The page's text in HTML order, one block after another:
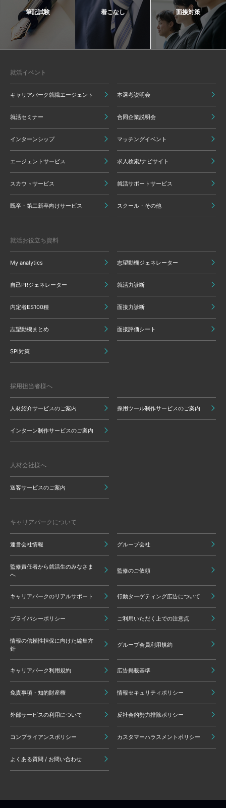
筆記試験 着こなし 面接対策
就活イベント
キャリアパーク就職エージェント 本選考説明会
就活セミナー 合同企業説明会
インターンシップ マッチングイベント
エージェントサービス 求人検索/ナビサイト
スカウトサービス 就活サポートサービス
既卒・第二新卒向けサービス スクール・その他
就活お役立ち資料
My analytics 志望動機ジェネレーター
自己PRジェネレーター 就活力診断
内定者ES100種 面接力診断
志望動機まとめ 面接評価シート
SPI対策
採用担当者様へ
人材紹介サービスのご案内 採用ツール制作サービスのご案内
インターン制作サービスのご案内
人材会社様へ
送客サービスのご案内
キャリアパークについて
運営会社情報 グループ会社
監修責任者から就活生のみなさま
へ
監修のご依頼
キャリアパークのリアルサポート 行動ターゲティング広告について
プライバシーポリシー ご利用いただく上での注意点
情報の信頼性担保に向けた編集方
針
グループ会員利用規約
キャリアパーク利用規約 広告掲載基準
免責事項・知的財産権 情報セキュリティポリシー
外部サービスの利用について 反社会的勢力排除ポリシー
コンプライアンスポリシー カスタマーハラスメントポリシー
よくある質問 / お問い合わせ